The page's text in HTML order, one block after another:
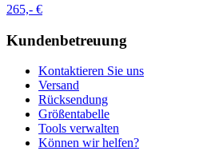
265,- €
Kundenbetreuung
Kontaktieren Sie uns
Versand
Rücksendung
Größentabelle
Tools verwalten
Können wir helfen?